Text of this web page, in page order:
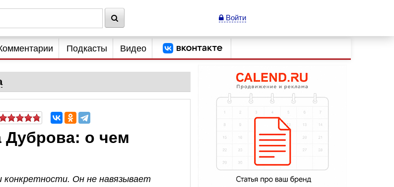
Войти
Подкасты Видео
Дуброва: о чем
конкретности. Он не навязывает